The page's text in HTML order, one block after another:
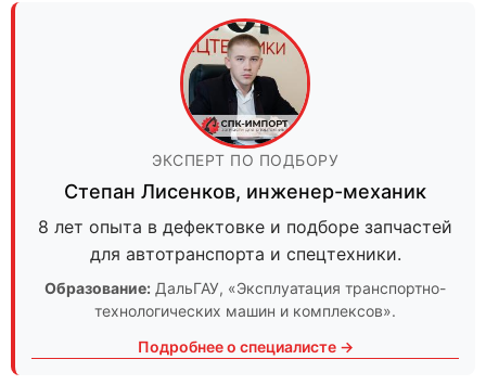
ЭКСПЕРТ ПО ПОДБОРУ
Степан Лисенков, инженер-механик
8 лет опыта в дефектовке и подборе запчастей
для автотранспорта и спецтехники.
Образование: ДальГАУ, «Эксплуатация транспортно-
технологических машин и комплексов».
Подробнее о специалисте →